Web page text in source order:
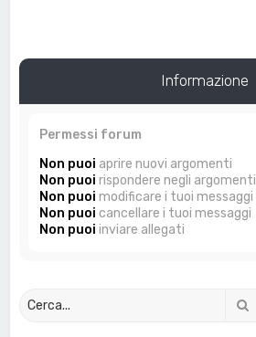
Informazione
Permessi forum
Non puoi aprire nuovi argomenti
Non puoi rispondere negli argomenti
Non puoi modificare i tuoi messaggi
Non puoi cancellare i tuoi messaggi
Non puoi inviare allegati